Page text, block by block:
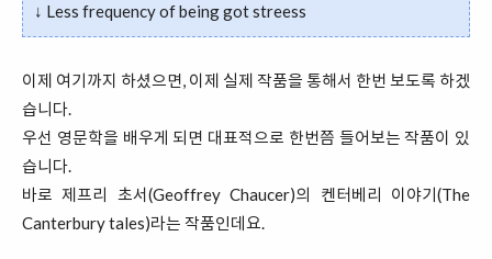
↓ Less frequency of being got streess
이제 여기까지 하셨으면, 이제 실제 작품을 통해서 한번 보도록 하겠
습니다.
우선 영문학을 배우게 되면 대표적으로 한번쯤 들어보는 작품이 있
습니다.
바로 제프리 초서(Geoffrey Chaucer)의 켄터베리 이야기(The
Canterbury tales)라는 작품인데요.